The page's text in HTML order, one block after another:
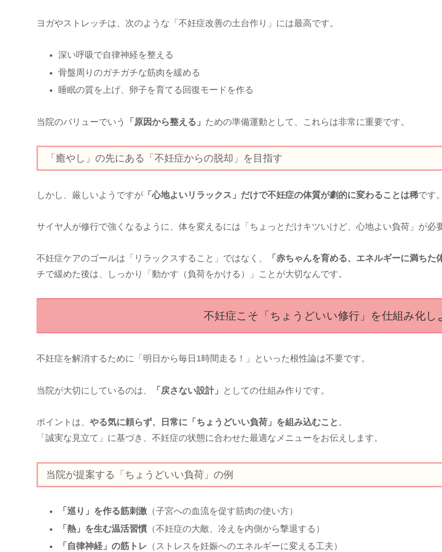
ヨガやストレッチは、次のような「不妊症改善の土台作り」には最高です。
深い呼吸で自律神経を整える
骨盤周りのガチガチな筋肉を緩める
睡眠の質を上げ、卵子を育てる回復モードを作る
当院のバリューでいう 「原因から整える」 ための準備運動として、これらは非常に重要です。
「癒やし」の先にある「不妊症からの脱却」を目指す
しかし、厳しいようですが 「心地よいリラックス」だけで不妊症の体質が劇的に変わることは稀です
サイヤ人が修行で強くなるように、体を変えるには「ちょっとだけキツいけど、心地よい負荷」が必
不妊症ケアのゴールは「リラックスすること」ではなく、
「赤ちゃんを育める、エネルギーに満ちた
チで緩めた後は、しっかり「動かす（負荷をかける）」ことが大切なんです。
不妊症こそ「ちょうどいい修行」を仕組み化し
不妊症を解消するために「明日から毎日1時間走る！」といった根性論は不要です。
当院が大切にしているのは、 「戻さない設計」 としての仕組み作りです。
ポイントは、 やる気に頼らず、日常に「ちょうどいい負荷」を組み込むこと 。
「誠実な見立て」に基づき、不妊症の状態に合わせた最適なメニューをお伝えします。
当院が提案する「ちょうどいい負荷」の例
「巡り」を作る筋刺激（子宮への血流を促す筋肉の使い方）
「熱」を生む温活習慣（不妊症の大敵、冷えを内側から撃退する）
「自律神経」の筋トレ （ストレスを妊娠へのエネルギーに変える工夫）